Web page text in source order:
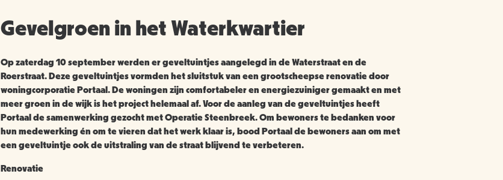
Gevelgroen in het Waterkwartier
Op zaterdag 10 september werden er geveltuintjes aangelegd in de Waterstraat en de
Roerstraat. Deze geveltuintjes vormden het sluitstuk van een grootscheepse renovatie door
woningcorporatie Portaal. De woningen zijn comfortabeler en energiezuiniger gemaakt en met
meer groen in de wijk is het project helemaal af. Voor de aanleg van de geveltuintjes heeft
Portaal de samenwerking gezocht met Operatie Steenbreek. Om bewoners te bedanken voor
hun medewerking én om te vieren dat het werk klaar is, bood Portaal de bewoners aan om met
een geveltuintje ook de uitstraling van de straat blijvend te verbeteren.
Renovatie